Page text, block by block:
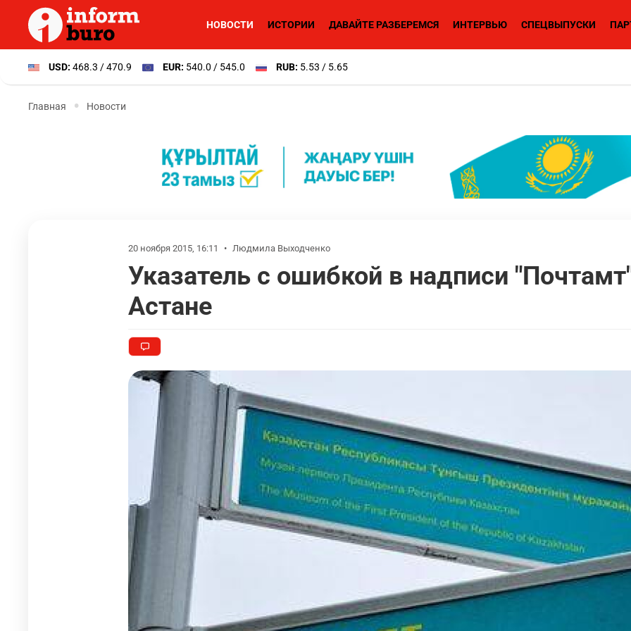
НОВОСТИ ИСТОРИИ ДАВАЙТЕ РАЗБЕРЕМСЯ ИНТЕРВЬЮ СПЕЦВЫПУСКИ
USD: 468.3 / 470.9 EUR: 540.0 / 545.0 RUB: 5.53 / 5.65
Главная Новости
20 ноября 2015, 16:11 • Людмила Выходченко
Указатель с ошибкой в надписи
Астане